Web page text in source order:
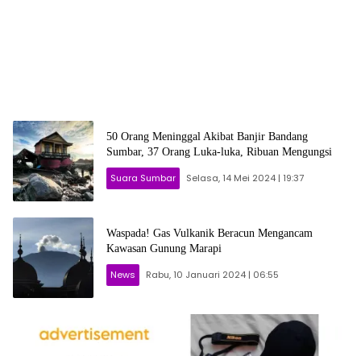
50 Orang Meninggal Akibat Banjir Bandang
Sumbar, 37 Orang Luka-luka, Ribuan Mengungsi
Suara Sumbar Selasa, 14 Mei 2024 | 19:37
Waspada! Gas Vulkanik Beracun Mengancam
Kawasan Gunung Marapi
News Rabu, 10 Januari 2024 | 06:55